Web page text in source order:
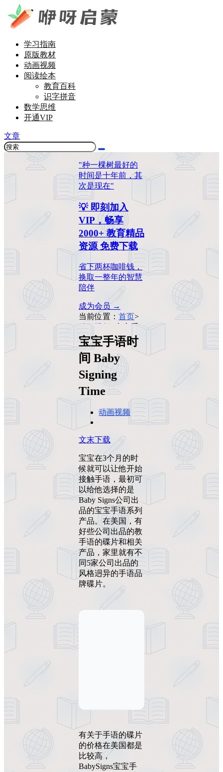
学习指南
原版教材
动画视频
阅读绘本
教育百科
识字拼音
数学思维
开通VIP
文章
"种一棵树最好的
时间是十年前，其
次是现在"
💡 即刻加入
VIP，畅享
2000+ 教育精品
资源 免费下载
省下两杯咖啡钱，
换取一整年的智慧
陪伴
成为会员 →
当前位置： 首页>
动画视频
宝宝手
语时间 Baby
Signing Time
宝宝手语时
间 Baby
Signing
Time
动画视频
文末下载
宝宝在3个月的时
候就可以让他开始
接触手语，最初可
以给他选择的是
Baby Signs公司出
品的宝宝手语系列
产品。在美国，有
好些公司出品的教
手语的碟片和相关
产品，家里就有不
同5家公司出品的
风格迵异的手语品
牌碟片。
有关于手语的碟片
的价格在美国都是
比较高，
BabySigns宝宝手